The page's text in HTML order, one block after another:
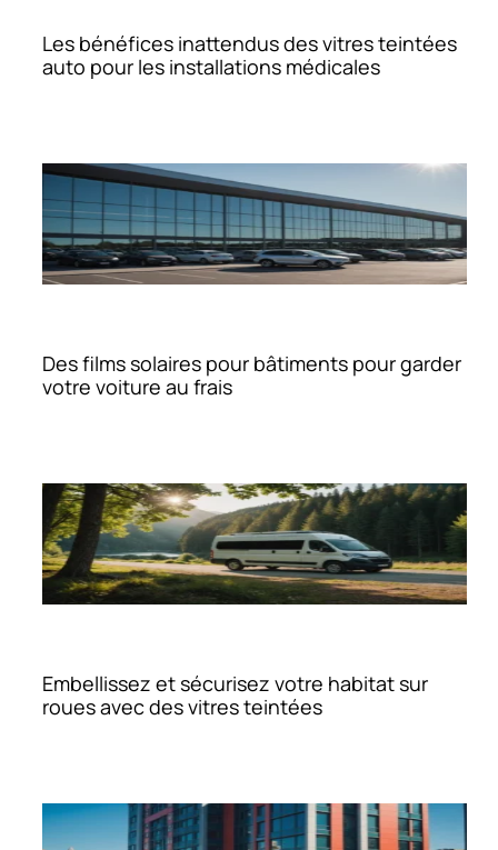
Les bénéfices inattendus des vitres teintées
auto pour les installations médicales
Des films solaires pour bâtiments pour garder
votre voiture au frais
Embellissez et sécurisez votre habitat sur
roues avec des vitres teintées